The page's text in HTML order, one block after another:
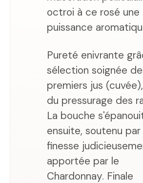
octroi à ce rosé une
puissance
Pureté enivrante
sélection soignée
premiers jus
du pressurage des
La bouche
ensuite, soutenu par
finesse
apportée par le
Chardonnay. Finale